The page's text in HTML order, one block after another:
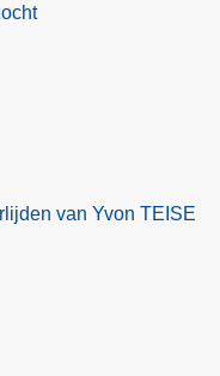
van Yvon TEISE